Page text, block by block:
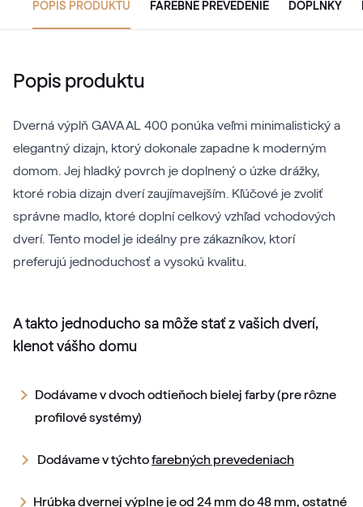
POPIS PRODUKTU FAREBNÉ PREVEDENIE DOPLNKY
Popis produktu
Dverná výplň GAVA AL 400 ponúka veľmi minimalistický a
elegantný dizajn, ktorý dokonale zapadne k moderným
domom. Jej hladký povrch je doplnený o úzke drážky,
ktoré robia dizajn dverí zaujímavejším. Kľúčové je zvoliť
správne madlo, ktoré doplní celkový vzhľad vchodových
dverí. Tento model je ideálny pre zákazníkov, ktorí
preferujú jednoduchosť a vysokú kvalitu.
A takto jednoducho sa môže stať z vašich dverí,
klenot vášho domu
Dodávame v dvoch odtieňoch bielej farby (pre rôzne
profilové systémy)
Dodávame v týchtofarebných prevedeniach
Hrúbka dvernej výplne je od 24 mm do 48 mm, ostatné